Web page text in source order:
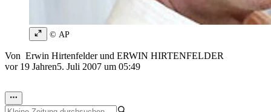
© AP
Von Erwin Hirtenfelderund ERWIN HIRTENFELDER
vor 19 Jahren5. Juli 2007 um 05:49